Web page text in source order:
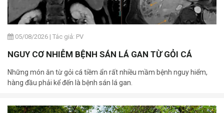
05/08/2026 | Tác giả: PV
NGUY CƠ NHIỄM BỆNH SÁN LÁ GAN TỪ GỎI CÁ
Những món ăn từ gỏi cá tiềm ẩn rất nhiều mầm bệnh nguy hiểm,
hàng đầu phải kể đến là bệnh sán lá gan.